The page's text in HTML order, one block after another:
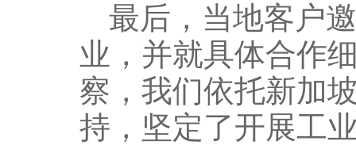
最后，当地客户
业，并就具体合作
察，我们依托新加
持，坚定了开展工